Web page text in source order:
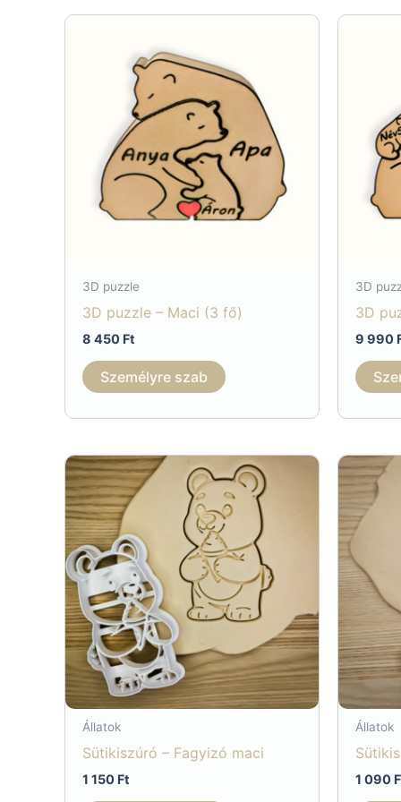
3D puzzle
3D puzzle – Maci (3 fő)
8 450 Ft
Személyre szab
3D
3D
9 990
Állatok
Sütikiszúró – Fagyizó maci
1 150 Ft
Állatok
1 090